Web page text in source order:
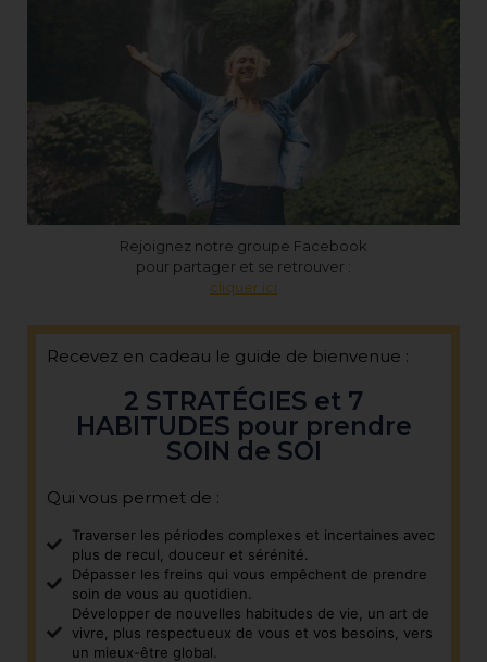
Rejoignez notre groupe Facebook
pour partager et se retrouver :
cliquer ici
Recevez en cadeau le guide de bienvenue :
2 STRATÉGIES et 7
HABITUDES pour prendre
SOIN de SOI
Qui vous permet de :
Traverser les périodes complexes et incertaines avec
plus de recul, douceur et sérénité.
Dépasser les freins qui vous empêchent de prendre
soin de vous au quotidien.
Développer de nouvelles habitudes de vie, un art de
vivre, plus respectueux de vous et vos besoins, vers
un mieux-être global.